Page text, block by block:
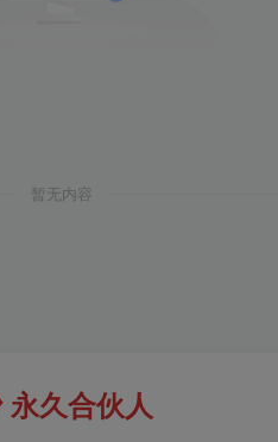
暂无内容
永久合伙人